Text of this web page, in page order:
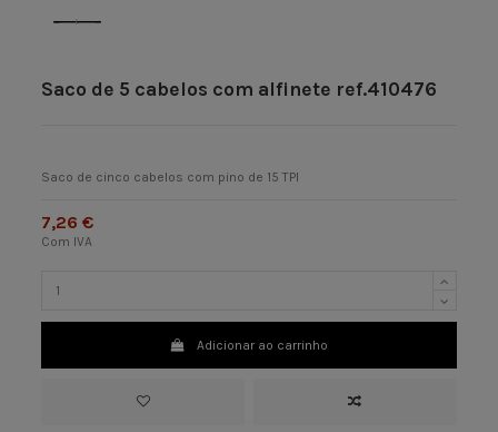
Saco de 5 cabelos com alfinete ref.410476
Saco de cinco cabelos com pino de 15 TPI
7,26 €
Com IVA
Adicionar ao carrinho